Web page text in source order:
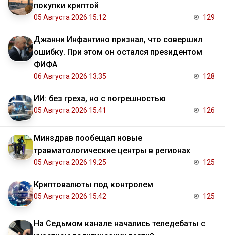
покупки криптой
05 Августа 2026 15:12 129
Джанни Инфантино признал, что совершил
ошибку. При этом он остался президентом
ФИФА
06 Августа 2026 13:35 128
ИИ: без греха, но с погрешностью
05 Августа 2026 15:41 126
Минздрав пообещал новые
травматологические центры в регионах
05 Августа 2026 19:25 125
Криптовалюты под контролем
05 Августа 2026 15:42 125
На Седьмом канале начались теледебаты с